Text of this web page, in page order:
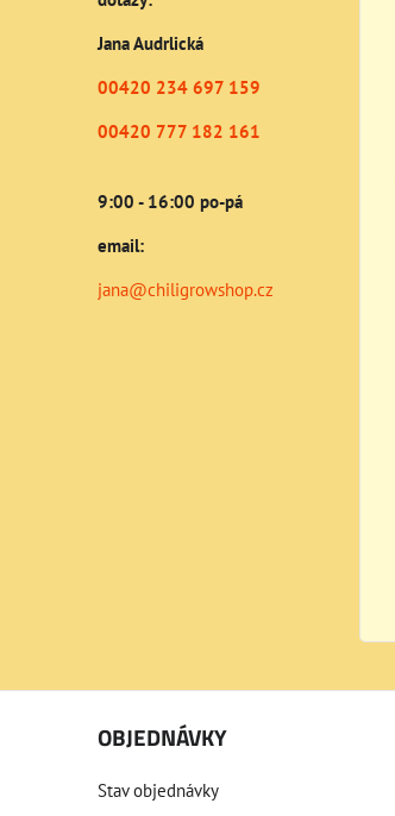
Jana Audrlická
00420 234 697 159
00420 777 182 161
9:00 - 16:00 po-pá
email:
jana@chiligrowshop.cz
OBJEDNÁVKY
Stav objednávky